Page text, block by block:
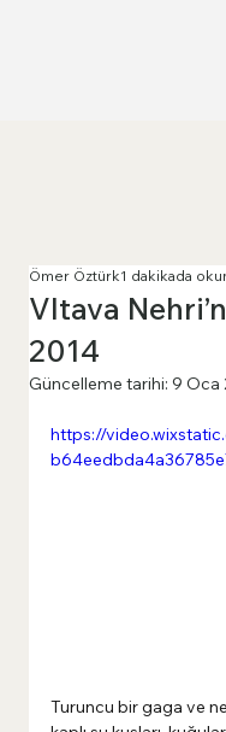
Vltava
2014
Ömer Öztürk1 dakikada
Güncelleme tarihi: 9 Oca
https://
Turuncu bir gaga ve